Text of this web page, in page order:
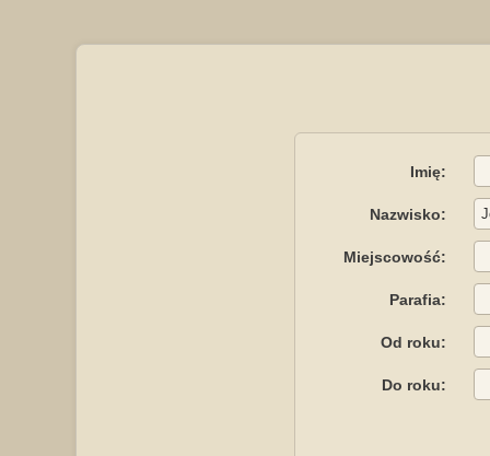
Imię:
Nazwisko:
Miejscowość:
Parafia:
Od roku:
Do roku: